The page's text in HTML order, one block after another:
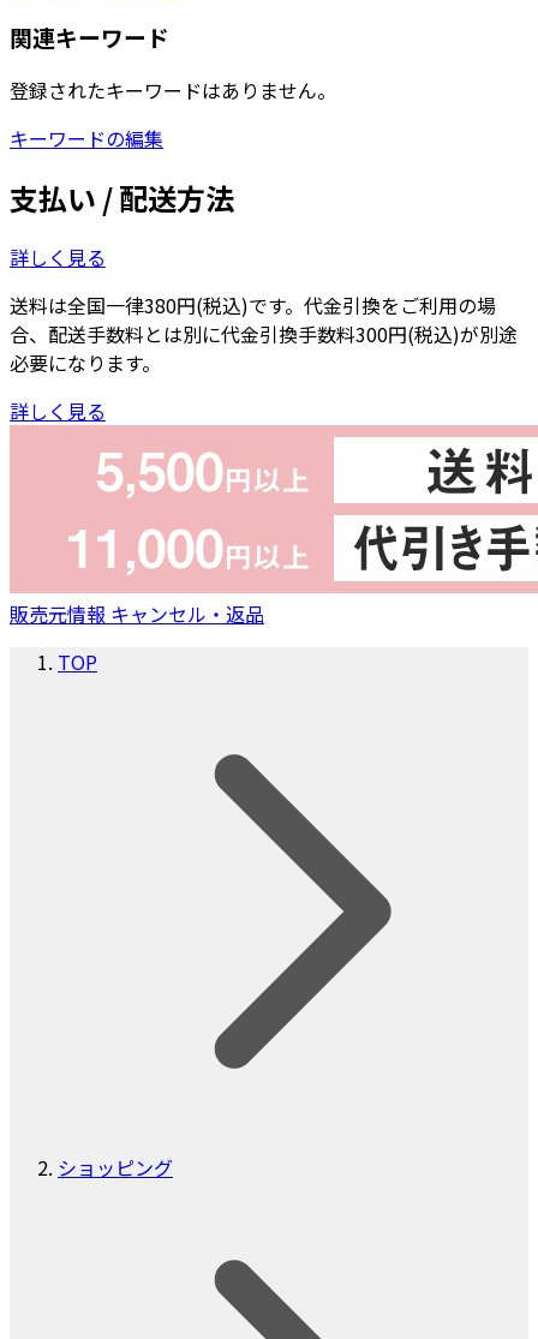
関連キーワード
登録されたキーワードはありません。
キーワードの編集
支払い / 配送方法
詳しく見る
送料は全国一律380円(税込)です。代金引換をご利用の場
合、配送手数料とは別に代金引換手数料300円(税込)が別途
必要になります。
詳しく見る
販売元情報 キャンセル・返品
TOP
ショッピング